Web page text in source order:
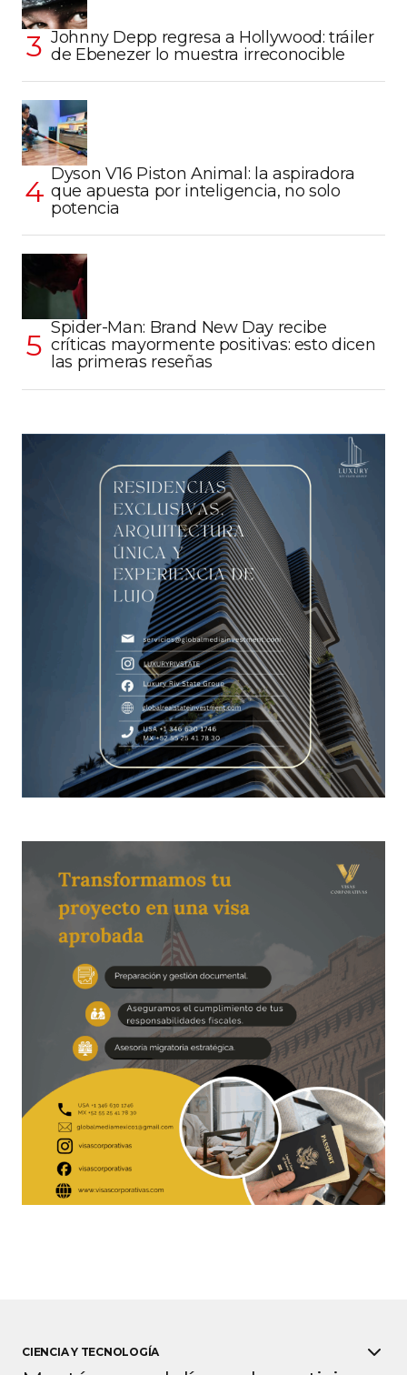
Johnny Depp regresa a Hollywood: tráiler
de Ebenezer lo muestra irreconocible
Dyson V16 Piston Animal: la aspiradora
que apuesta por inteligencia, no solo
potencia
Spider-Man: Brand New Day recibe
críticas mayormente positivas: esto dicen
las primeras reseñas
CIENCIA Y TECNOLOGÍA